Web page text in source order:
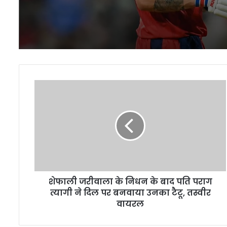
त्यागी
उनका
शेफाली जरीवाला के निधन के बाद पति पराग
त्यागी ने दिल पर बनवाया उनका टैटू, तस्वीर
वायरल